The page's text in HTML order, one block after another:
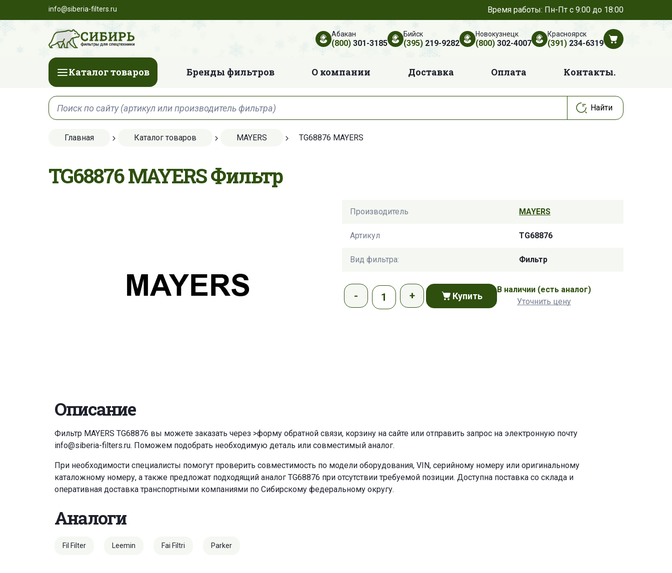
info@siberia-filters.ru Время работы: Пн-Пт с 9:00 до 18:00
Абакан
(800)301-3185
Бийск
(395)219-9282
Новокузнецк
(800)302-4007
Красноярск
(391)234-6319
Каталог товаров Бренды фильтров О компании Доставка Оплата Контакты.
Главная Каталог товаров MAYERS TG68876 MAYERS
TG68876 MAYERS Фильтр
Производитель MAYERS
Артикул TG68876
Вид фильтра: Фильтр
Купить
В наличии (есть аналог)
Уточнить цену
Описание
Фильтр MAYERS TG68876 вы можете заказать через >форму обратной связи, корзину на сайте или отправить запрос на электронную почту
info@siberia-filters.ru. Поможем подобрать необходимую деталь или совместимый аналог.
При необходимости специалисты помогут проверить совместимость по модели оборудования, VIN, серийному номеру или оригинальному
каталожному номеру, а также предложат подходящий аналог TG68876 при отсутствии требуемой позиции. Доступна поставка со склада и
оперативная доставка транспортными компаниями по Сибирскому федеральному округу.
Аналоги
Fil Filter Leemin Fai Filtri Parker